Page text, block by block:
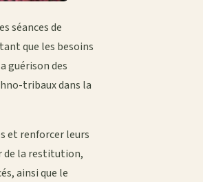
séances de
que les besoins
guérison des
tribaux dans la
et renforcer leurs
de la restitution,
ainsi que le